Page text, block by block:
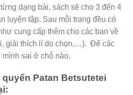
dạng bài, sách sẽ cho 3 đến 4
luyện tập. Sau mỗi trang đều có
cung cấp thêm cho các bạn về
giải thích lí do chọn,…). Để các
mình sai ở chỗ nào.
Patan Betsutetei